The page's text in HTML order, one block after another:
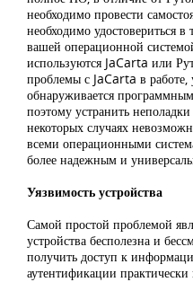
необходимо провести
необходимо удостовериться
вашей операционной
используются JaCarta или
проблемы с JaCarta в работе,
обнаруживается
поэтому устранить
некоторых случаях
всеми операционными
более надежным и
Уязвимость устройства
Самой простой проблемой
устройства бесполезна и
получить доступ к
аутентификации практически